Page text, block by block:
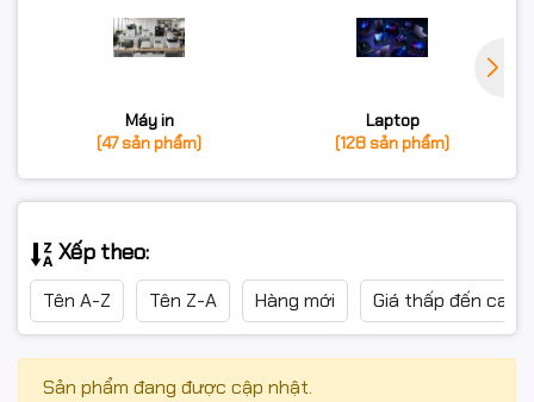
Máy in
(47 sản phẩm)
Laptop
(128 sản phẩm)
Xếp theo:
Tên A-Z Tên Z-A Hàng mới Giá thấp đến cao
Sản phẩm đang được cập nhật.